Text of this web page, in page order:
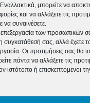
μπορείτε να
και να αλλάξετε τις
να συναινέσετε.
των προσωπικών
συγκατάθεσή σας, αλλά έχετε
Οι προτιμήσεις σας θα
πάντα να αλλάξετε τις
ιστότοπο ή επισκεπτόμενοι
του ύπνου τους
κοιμούνται επτά
ύπνου κάτω ή πάνω
με διάφορες
μας επίσης
ύπνου σχετίζεται